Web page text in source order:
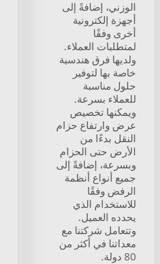
الوزني، إضافةً إلى
أجهزة إلكترونية
أخرى وفقًا
لمتطلبات العملاء.
ولديها فرق هندسية
خاصة بها لتوفير
حلول مناسبة
للعملاء بسرعة.
ويمكنها تخصيص
عرض وارتفاع حزام
النقل بدءًا من
الأرض حتى الحزام
وبسرعة، إضافةً إلى
جميع أنواع أنظمة
الرفض وفقًا
للاستخدام الذي
يحدده العميل.
وتتعامل شركتنا مع
معداتنا في أكثر من
80 دولة.